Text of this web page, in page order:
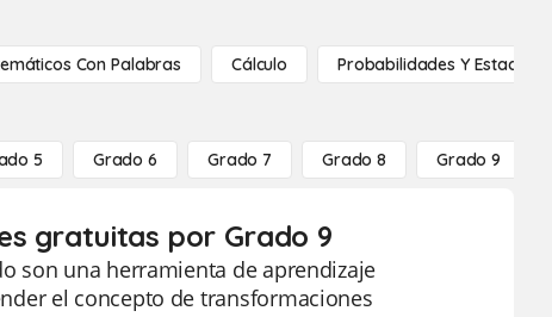
Con Palabras Cálculo Probabilidades Y
5 Grado 6 Grado 7 Grado 8 Grado 9
gratuitas por Grado 9
son una herramienta de aprendizaje
el concepto de transformaciones